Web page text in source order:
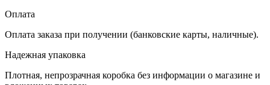
Оплата
Оплата заказа при получении (банковские карты, наличные).
Надежная упаковка
Плотная, непрозрачная коробка без информации о магазине и